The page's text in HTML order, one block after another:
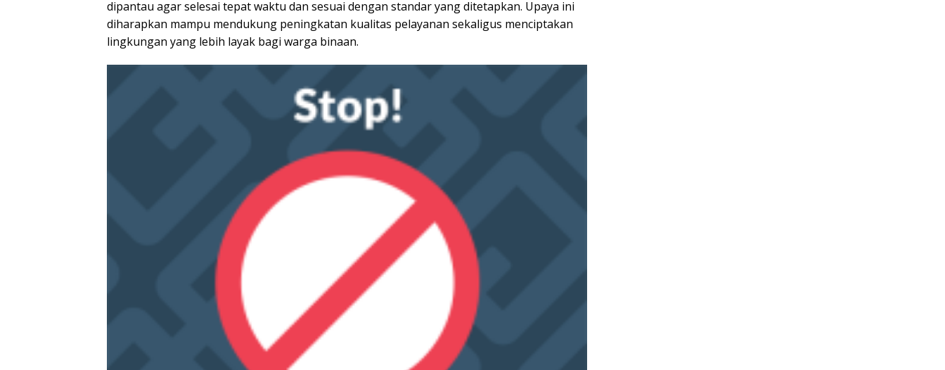
dipantau agar selesai tepat waktu dan sesuai dengan standar yang ditetapkan. Upaya ini
diharapkan mampu mendukung peningkatan kualitas pelayanan sekaligus menciptakan
lingkungan yang lebih layak bagi warga binaan.